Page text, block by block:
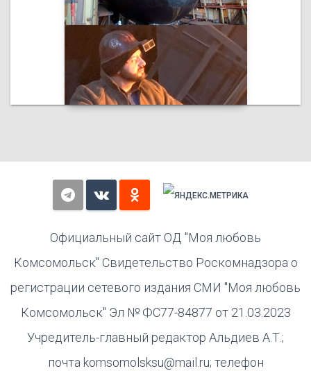
Официальный сайт ОД "Моя любовь
Комсомольск" Свидетельство Роскомнадзора о
регистрации сетевого издания СМИ "Моя любовь
Комсомольск" Эл № ФС77-84877 от 21.03.2023
Учредитель-главный редактор Альдиев А.Т.;
почта komsomolsksu@mail.ru; телефон